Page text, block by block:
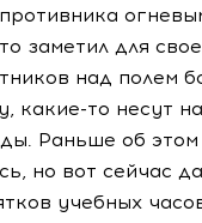
заметил для
над полем
какие-то несут
Раньше об
но вот сейчас
учебных